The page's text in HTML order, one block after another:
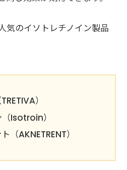
気のイソトレチノイン製品
）
Isotroin）
（AKNETRENT）